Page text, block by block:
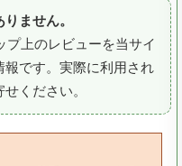
ません。
プ上のレビューを当サイ
報です。実際に利用され
ください。